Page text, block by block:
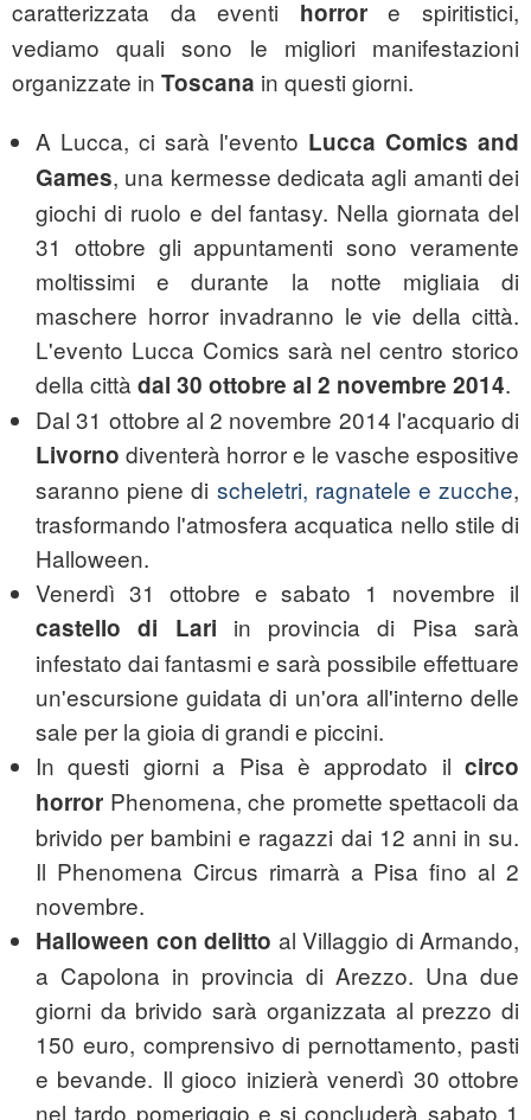
caratterizzata da eventi horrore spiritistici,
vediamo quali sono le migliori manifestazioni
organizzate in Toscana in questi giorni.
A Lucca, ci sarà l'evento Lucca Comics and
Games, una kermesse dedicata agli amanti dei
giochi di ruolo e del fantasy. Nella giornata del
31 ottobre gli appuntamenti sono veramente
moltissimi e durante la notte migliaia di
maschere horror invadranno le vie della città.
L'evento Lucca Comics sarà nel centro storico
della città dal 30 ottobre al 2 novembre 2014.
Dal 31 ottobre al 2 novembre 2014 l'acquario di
Livorno diventerà horror e le vasche espositive
saranno piene di scheletri, ragnatele e zucche,
trasformando l'atmosfera acquatica nello stile di
Halloween.
Venerdì 31 ottobre e sabato 1 novembre il
castello di Lari in provincia di Pisa sarà
infestato dai fantasmi e sarà possibile effettuare
un'escursione guidata di un'ora all'interno delle
sale per la gioia di grandi e piccini.
In questi giorni a Pisa è approdato il circo
horror Phenomena, che promette spettacoli da
brivido per bambini e ragazzi dai 12 anni in su.
Il Phenomena Circus rimarrà a Pisa fino al 2
novembre.
Halloween con delitto al Villaggio di Armando,
a Capolona in provincia di Arezzo. Una due
giorni da brivido sarà organizzata al prezzo di
150 euro, comprensivo di pernottamento, pasti
e bevande. Il gioco inizierà venerdì 30 ottobre
nel tardo pomeriggio e si concluderà sabato 1